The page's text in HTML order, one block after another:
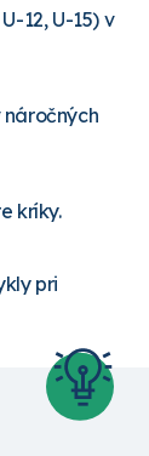
12, U-15) v
kríky.
pri